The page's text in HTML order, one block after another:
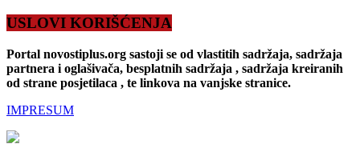
USLOVI KORIŠĆENJA
Portal novostiplus.org sastoji se od vlastitih sadržaja, sadržaja
partnera i oglašivača, besplatnih sadržaja , sadržaja kreiranih
od strane posjetilaca , te linkova na vanjske stranice.
IMPRESUM